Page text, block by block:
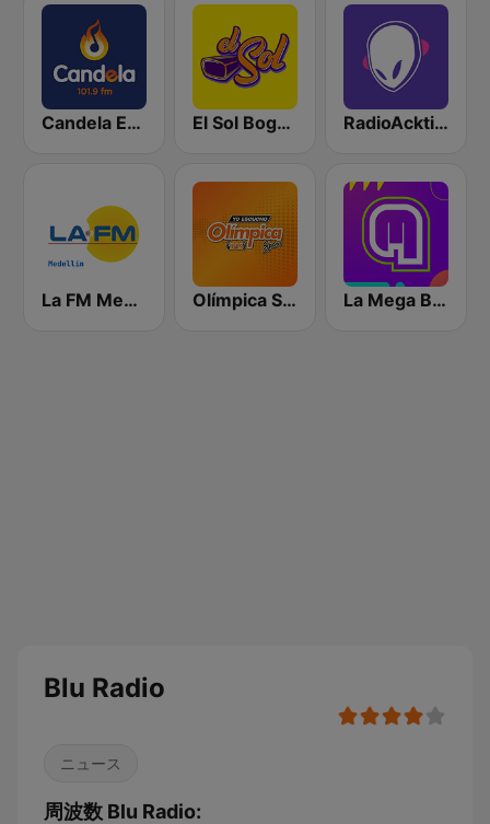
Candela Estereo 101.9 FM El Sol Bogotá RadioAcktiva Bogotá
La FM Medellín Olímpica Stereo - Medellín 104.9 FM La Mega Bogotá
Blu Radio
ニュース
周波数 Blu Radio: